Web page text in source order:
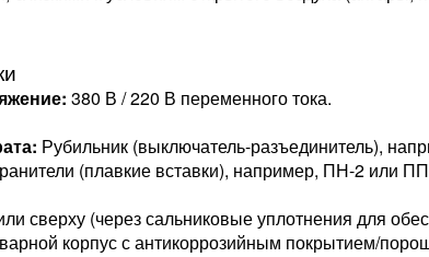
380 В / 220 В переменного тока.
Рубильник (выключатель-разъединитель),
(плавкие вставки), например, ПН-2 или
сверху (через сальниковые уплотнения для
корпус с антикоррозийным покрытием/